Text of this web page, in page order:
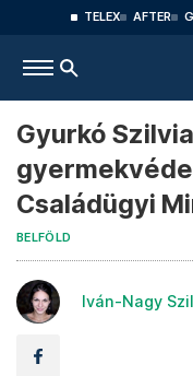
TELEX AFTER
Gyurkó
Családügyi
BELFÖLD
Iván-Nagy